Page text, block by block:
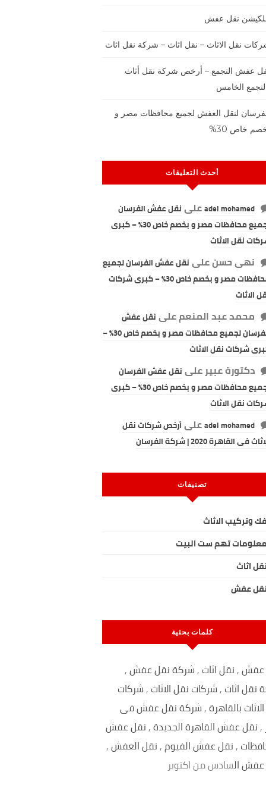
نقل عفش
نقل الاثاث – نقل اثاث – شركة نقل اثاث
عفش التجمع – أرخص شركة نقل أثاث
الخامس
لنقل العفش لجميع محافظات مصر و
خاص 30%
أحدث التعليقات
adel mohamedعلى نقل عفش الفرسان
لجميع محافظات مصر و بخصم خاص 30% – كبرى
نقل الاثاث
نهى حسنعلى نقل عفش الفرسان لجميع
محافظات مصر و بخصم خاص 30% – كبرى شركات
الاثاث
محمد عبد المنعمعلى نقل عفش
الفرسان لجميع محافظات مصر و بخصم خاص 30% –
شركات نقل الاثاث
دكتورة عبيرعلى نقل عفش الفرسان
لجميع محافظات مصر و بخصم خاص 30% – كبرى
نقل الاثاث
adel mohamedعلى أرخص شركات نقل
فى القاهرة 2020 | شركة الفرسان
تصنيفات
فك وتركيب الاثاث
معلومات تهم ست البيت
نقل اثاث
نقل عفش
كلمات بحثية
عفش,نقل اثاث ,شركة نقل عفش,
نقل اثاث ,شركات نقل الاثاث ,شركات
بالقاهرة,شركة نقل عفش فى
,نقل عفش القاهرة الجديدة,نقل عفش
,نقل عفش الفيوم,نقل العفش,
السادس من اكتوبر